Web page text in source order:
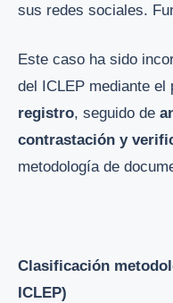
sus redes sociales.
Este caso ha sido
del ICLEP mediante el
registro, seguido de
contrastación y
metodología de
Clasificación
ICLEP)